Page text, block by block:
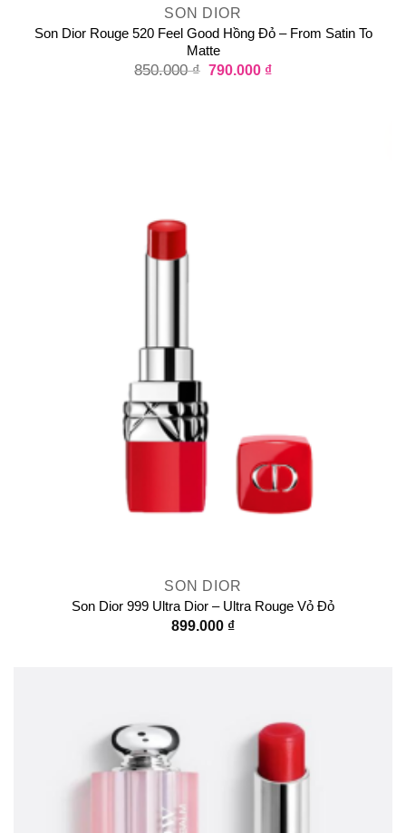
SON DIOR
Son Dior Rouge 520 Feel Good Hồng Đỏ – From Satin To
Matte
850.000₫ 790.000 ₫
SON DIOR
Son Dior 999 Ultra Dior – Ultra Rouge Vỏ Đỏ
899.000 ₫